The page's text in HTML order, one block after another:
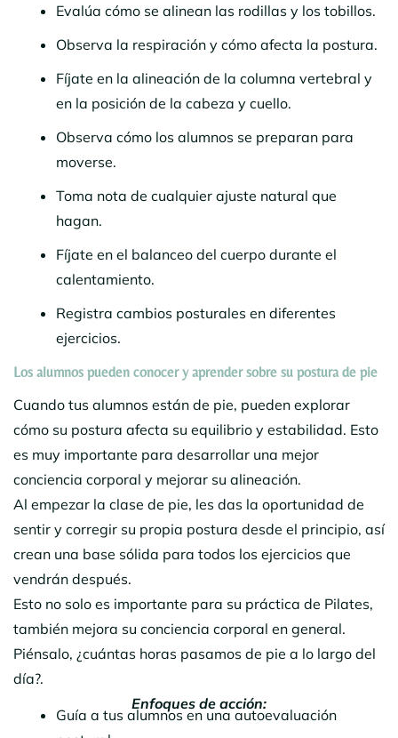
Evalúa cómo se alinean las rodillas y los tobillos.
Observa la respiración y cómo afecta la postura.
Fíjate en la alineación de la columna vertebral y
en la posición de la cabeza y cuello.
Observa cómo los alumnos se preparan para
moverse.
Toma nota de cualquier ajuste natural que
hagan.
Fíjate en el balanceo del cuerpo durante el
calentamiento.
Registra cambios posturales en diferentes
ejercicios.
Los alumnos pueden conocer y aprender sobre su postura de pie
Cuando tus alumnos están de pie, pueden explorar
cómo su postura afecta su equilibrio y estabilidad. Esto
es muy importante para desarrollar una mejor
conciencia corporal y mejorar su alineación.
Al empezar la clase de pie, les das la oportunidad de
sentir y corregir su propia postura desde el principio, así
crean una base sólida para todos los ejercicios que
vendrán después.
Esto no solo es importante para su práctica de Pilates,
también mejora su conciencia corporal en general.
Piénsalo, ¿cuántas horas pasamos de pie a lo largo del
día?.
Enfoques de acción:
Guía a tus alumnos en una autoevaluación